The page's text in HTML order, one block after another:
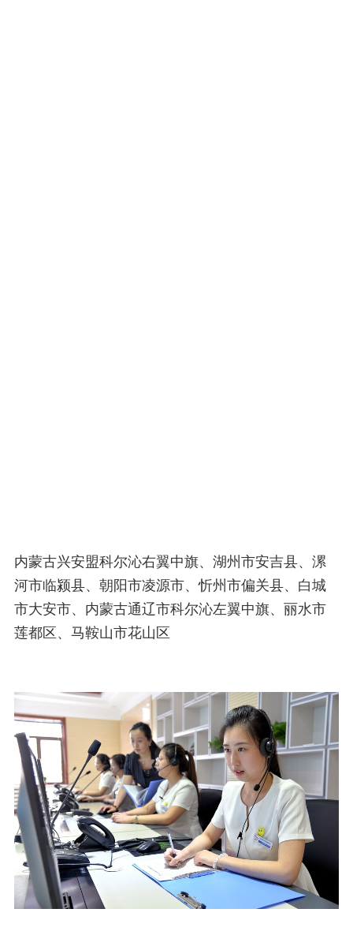
内蒙古兴安盟科尔沁右翼中旗、湖州市安吉县、漯
河市临颍县、朝阳市凌源市、忻州市偏关县、白城
市大安市、内蒙古通辽市科尔沁左翼中旗、丽水市
莲都区、马鞍山市花山区